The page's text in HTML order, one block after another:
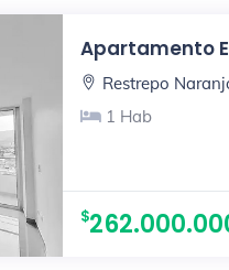
Apartamento
Restrepo
1 Hab